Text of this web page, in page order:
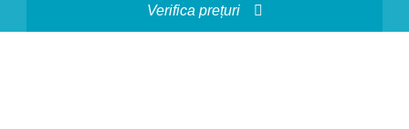
Verifica prețuri